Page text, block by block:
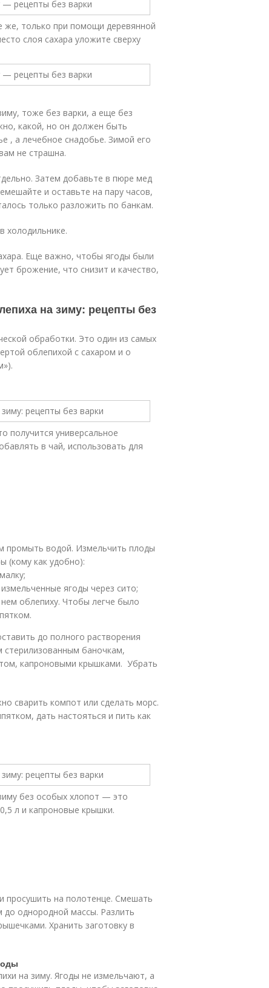
же, только при помощи деревянной
слоя сахара уложите сверху
тоже без варки, а еще без
какой, но он должен быть
, а лечебное снадобье. Зимой его
не страшна.
Затем добавьте в пюре мед
и оставьте на пару часов,
только разложить по банкам.
холодильнике.
Еще важно, чтобы ягоды были
брожение, что снизит и качество,
на зиму: рецепты без
обработки. Это один из самых
облепихой с сахаром и о
получится универсальное
в чай, использовать для
промыть водой. Измельчить плоды
(кому как удобно):
ягоды через сито;
облепиху. Чтобы легче было
до полного растворения
стерилизованным баночкам,
капроновыми крышками. Убрать
сварить компот или сделать морс.
дать настояться и пить как
без особых хлопот — это
л и капроновые крышки.
просушить на полотенце. Смешать
однородной массы. Разлить
Хранить заготовку в
на зиму. Ягоды не измельчают, а